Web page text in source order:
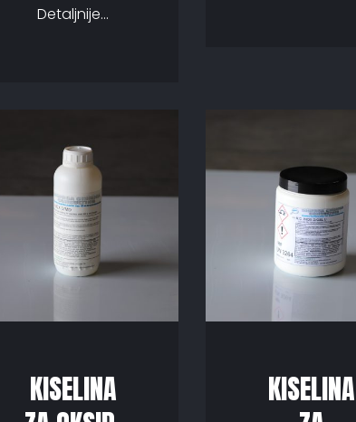
Detaljnije...
KISELINA
KISELINA